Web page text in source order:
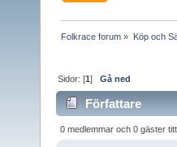
Folkrace forum » Köp och
Sidor: [1]Gå ned
Författare
0 medlemmar och 0 gäster